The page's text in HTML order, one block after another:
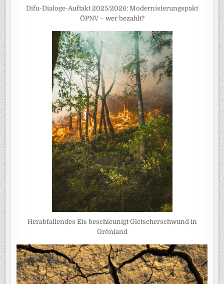
Difu-Dialoge-Auftakt 2025/2026: Modernisierungspakt
ÖPNV – wer bezahlt?
Herabfallendes Eis beschleunigt Gletscherschwund in
Grönland